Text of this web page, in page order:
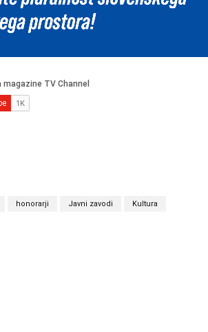
honorarji Javni zavodi Kultura